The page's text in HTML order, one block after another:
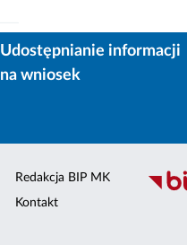
Udostępnianie informacji
na wniosek
Redakcja BIP MK
Kontakt